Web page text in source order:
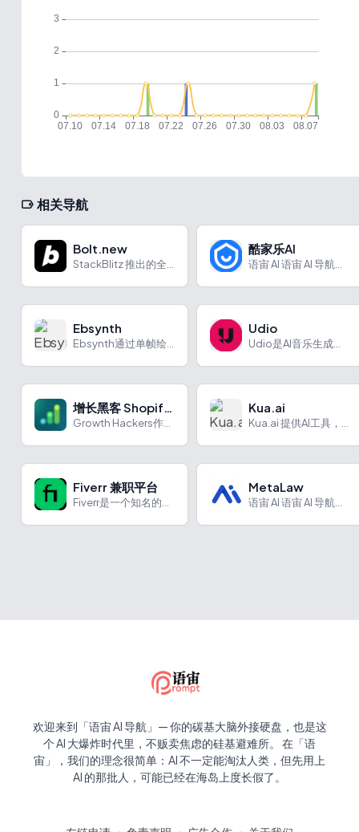
相关导航
Bolt.new 酷家乐AI
Ebsynth Udio
增长黑客 Shopify增长 Kua.ai
Fiverr 兼职平台 MetaLaw
欢迎来到「语宙 AI 导航」— 你的碳基大脑外接硬盘，也是这
个 AI 大爆炸时代里，不贩卖焦虑的硅基避难所。 在「语
宙」，我们的理念很简单：AI 不一定能淘汰人类，但先用上
AI 的那批人，可能已经在海岛上度长假了。